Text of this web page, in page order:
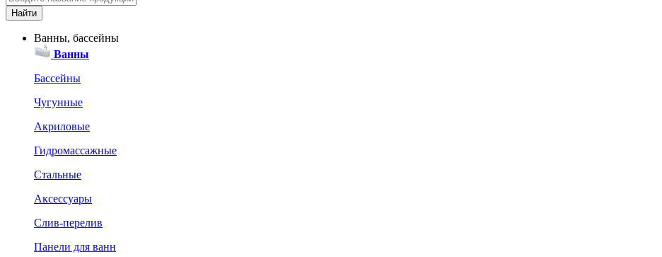
Ванны, бассейны
Ванны
Бассейны
Чугунные
Акриловые
Гидромассажные
Стальные
Аксессуары
Слив-перелив
Панели для ванн